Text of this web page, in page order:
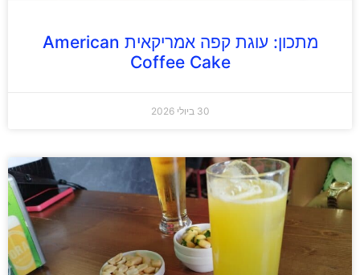
מתכון: עוגת קפה אמריקאית American
Coffee Cake
30 ביולי 2026